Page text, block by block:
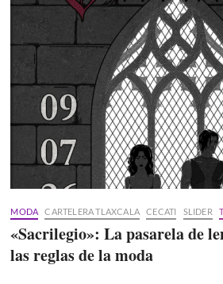
MODA CARTELERA TLAXCALA CECATI SLIDER
«Sacrilegio»: La pasarela de
las reglas de la moda